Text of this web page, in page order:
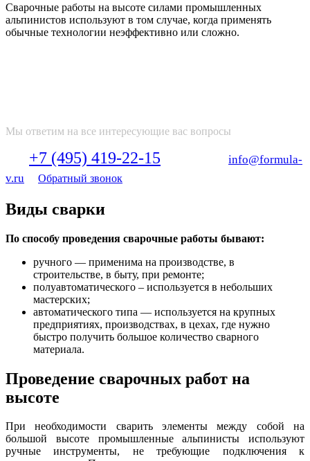
Сварочные работы на высоте силами промышленных
альпинистов используют в том случае, когда применять
обычные технологии неэффективно или сложно.
Мы ответим на все интересующие вас вопросы
+7 (495) 419-22-15
info@formula-
v.ru
Обратный звонок
Виды сварки
По способу проведения сварочные работы бывают:
ручного — применима на производстве, в
строительстве, в быту, при ремонте;
полуавтоматического – используется в небольших
мастерских;
автоматического типа — используется на крупных
предприятиях, производствах, в цехах, где нужно
быстро получить большое количество сварного
материала.
Проведение сварочных работ на
высоте
При необходимости сварить элементы между собой на
большой высоте промышленные альпинисты используют
ручные инструменты, не требующие подключения к